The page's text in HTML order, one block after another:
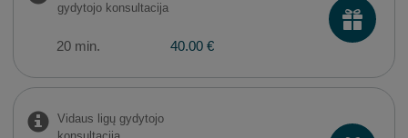
gydytojo konsultacija
20 min. 40.00 €
Vidaus ligų gydytojo